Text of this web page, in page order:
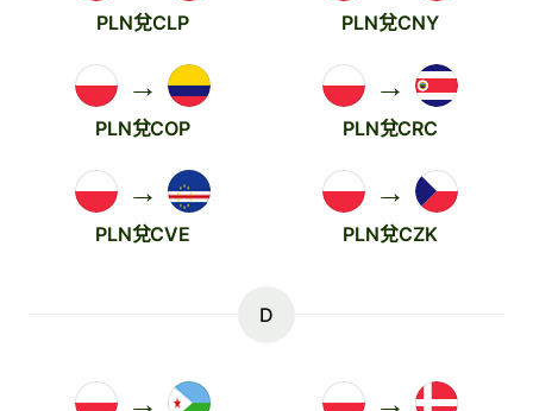
PLN兌CLP PLN兌CNY
→
PLN兌COP
→
PLN兌CRC
→
PLN兌CVE
→
PLN兌CZK
D
→ →